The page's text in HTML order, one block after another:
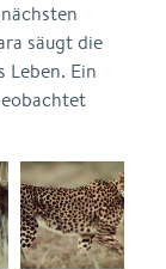
säugt die
Leben. Ein